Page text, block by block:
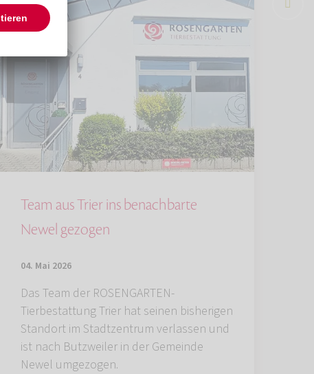
Team aus Trier ins benachbarte
Newel gezogen
04. Mai 2026
Das Team der ROSENGARTEN-
Tierbestattung Trier hat seinen bisherigen
Standort im Stadtzentrum verlassen und
ist nach Butzweiler in der Gemeinde
Newel umgezogen.